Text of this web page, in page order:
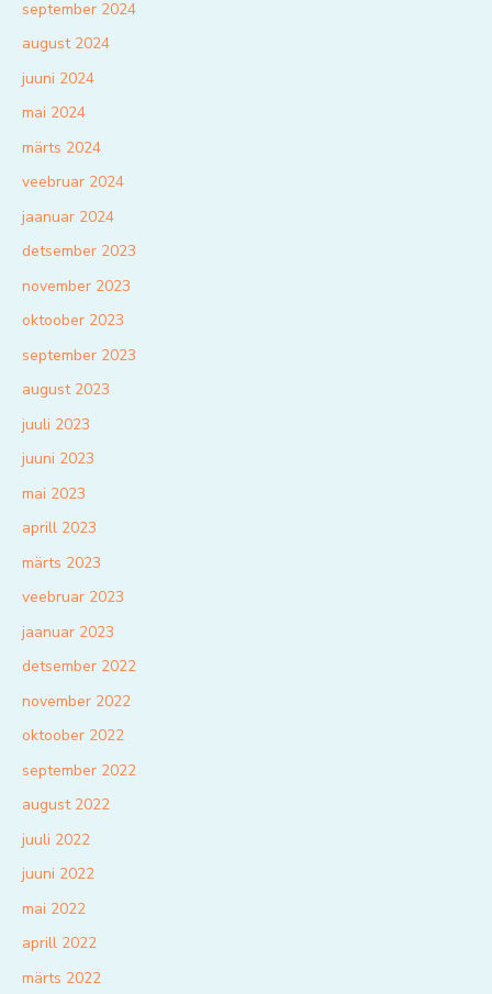
september 2024
august 2024
juuni 2024
mai 2024
märts 2024
veebruar 2024
jaanuar 2024
detsember 2023
november 2023
oktoober 2023
september 2023
august 2023
juuli 2023
juuni 2023
mai 2023
aprill 2023
märts 2023
veebruar 2023
jaanuar 2023
detsember 2022
november 2022
oktoober 2022
september 2022
august 2022
juuli 2022
juuni 2022
mai 2022
aprill 2022
märts 2022